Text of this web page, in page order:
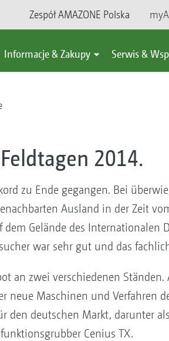
Zespół AMAZONE Polska
Informacje & Zakupy Serwis &
2014.
zu Ende gegangen. Bei
Ausland in der Zeit
Gelände des Internationalen
war sehr gut und das
an zwei verschiedenen Ständen.
neue Maschinen und Verfahren
den deutschen Markt, darunter
Cenius TX.